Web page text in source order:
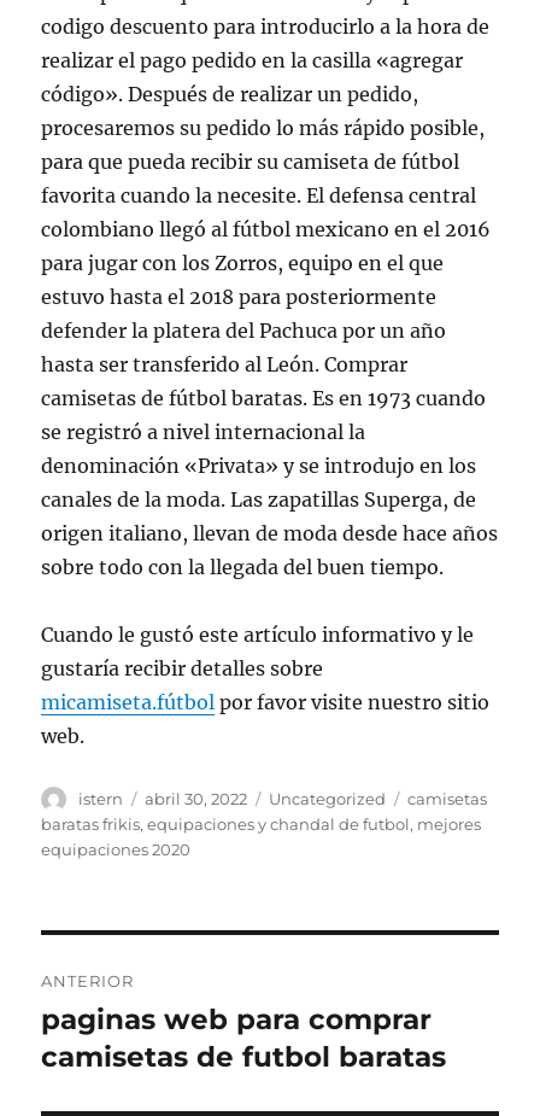
codigo descuento para introducirlo a la hora de
realizar el pago pedido en la casilla «agregar
código». Después de realizar un pedido,
procesaremos su pedido lo más rápido posible,
para que pueda recibir su camiseta de fútbol
favorita cuando la necesite. El defensa central
colombiano llegó al fútbol mexicano en el 2016
para jugar con los Zorros, equipo en el que
estuvo hasta el 2018 para posteriormente
defender la platera del Pachuca por un año
hasta ser transferido al León. Comprar
camisetas de fútbol baratas. Es en 1973 cuando
se registró a nivel internacional la
denominación «Privata» y se introdujo en los
canales de la moda. Las zapatillas Superga, de
origen italiano, llevan de moda desde hace años
sobre todo con la llegada del buen tiempo.
Cuando le gustó este artículo informativo y le
gustaría recibir detalles sobre
micamiseta.fútbol por favor visite nuestro sitio
web.
Autor
istern
Publicado
el
abril 30, 2022 Categorías
Uncategorized Etiquetas
camisetas
baratas frikis,equipaciones y chandal de futbol, mejores
equipaciones 2020
de
entradas
ANTERIOR
Entrada
anterior:
paginas web para comprar
camisetas de futbol baratas